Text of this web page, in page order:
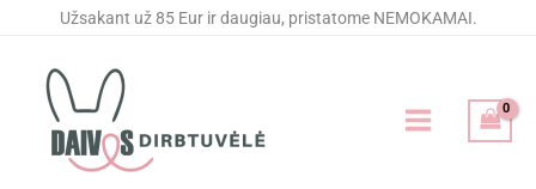
Užsakant už 85 Eur ir daugiau, pristatome NEMOKAMAI.